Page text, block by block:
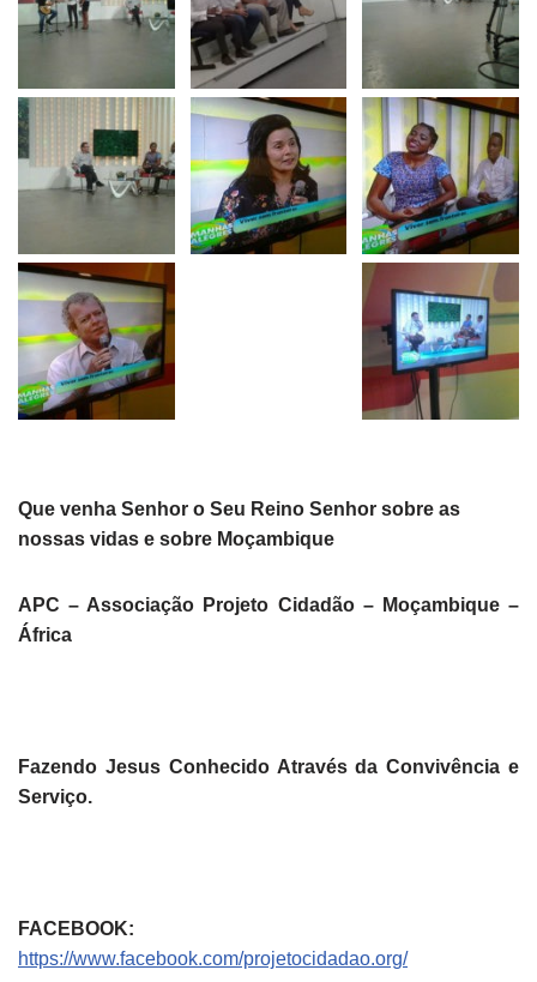
Que venha Senhor o Seu Reino Senhor sobre as
nossas vidas e sobre Moçambique
APC – Associação Projeto Cidadão – Moçambique –
África
Fazendo Jesus Conhecido Através da Convivência e
Serviço.
FACEBOOK:
https://www.facebook.com/projetocidadao.org/